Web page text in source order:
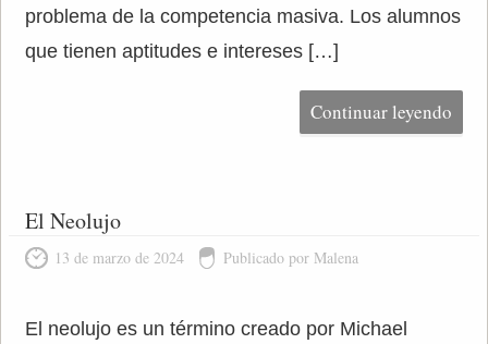
problema de la competencia masiva. Los alumnos
que tienen aptitudes e intereses […]
Continuar leyendo
El Neolujo
13 de marzo de 2024 Publicado por Malena
El neolujo es un término creado por Michael